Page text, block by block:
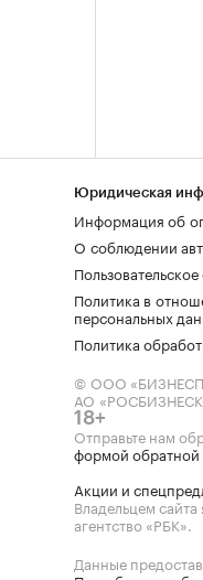
Юридическая
Информация об
О соблюдении
Политика в
персональных
Политика
© ООО
АО
18+
Отправьте нам
формой обратной
Акции и
Владельцем
агентство «РБК».
Данные